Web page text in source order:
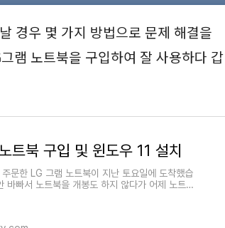
경우 몇 가지 방법으로 문제 해결을
램 노트북을 구입하여 잘 사용하다 갑
트북 구입 및 윈도우 11 설치
문한 LG 그램 노트북이 지난 토요일에 도착했습
바빠서 노트북을 개봉도 하지 않다가 어제 노트북